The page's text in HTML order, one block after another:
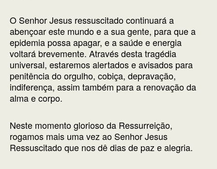
O Senhor Jesus ressuscitado continuará a
abençoar este mundo e a sua gente, para que a
epidemia possa apagar, e a saúde e energia
voltará brevemente. Através desta tragédia
universal, estaremos alertados e avisados para
penitência do orgulho, cobiça, depravação,
indiferença, assim também para a renovação da
alma e corpo.
Neste momento glorioso da Ressurreição,
rogamos mais uma vez ao Senhor Jesus
Ressuscitado que nos dê dias de paz e alegria.